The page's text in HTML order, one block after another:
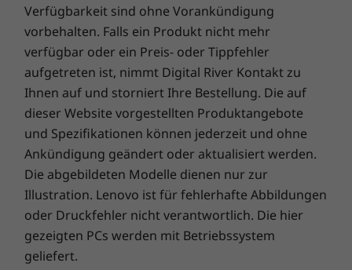
Business-grade Security
DasThinkPhone25von Motorola bietet
zahlreiche Sicherheitsfunktionen, um dein
Unternehmen zu unterstützen.
Gewicht
171 g
Schutz
IP68-Wasserschutz
MIL-STD 810H
Sensoren
Näherungssensor
Umgebungslichtsensor
Beschleunigungsmesser
Gyroskop
SAR-Sensor
Verfügbarkeit sind ohne Vorankündigung
vorbehalten. Falls ein Produkt nicht mehr
verfügbar oder ein Preis- oder Tippfehler
aufgetreten ist, nimmt Digital River Kontakt zu
Ihnen auf und storniert Ihre Bestellung. Die auf
dieser Website vorgestellten Produktangebote
und Spezifikationen können jederzeit und ohne
Ankündigung geändert oder aktualisiert werden.
Die abgebildeten Modelle dienen nur zur
Illustration. Lenovo ist für fehlerhafte Abbildungen
oder Druckfehler nicht verantwortlich. Die hier
gezeigten PCs werden mit Betriebssystem
geliefert.